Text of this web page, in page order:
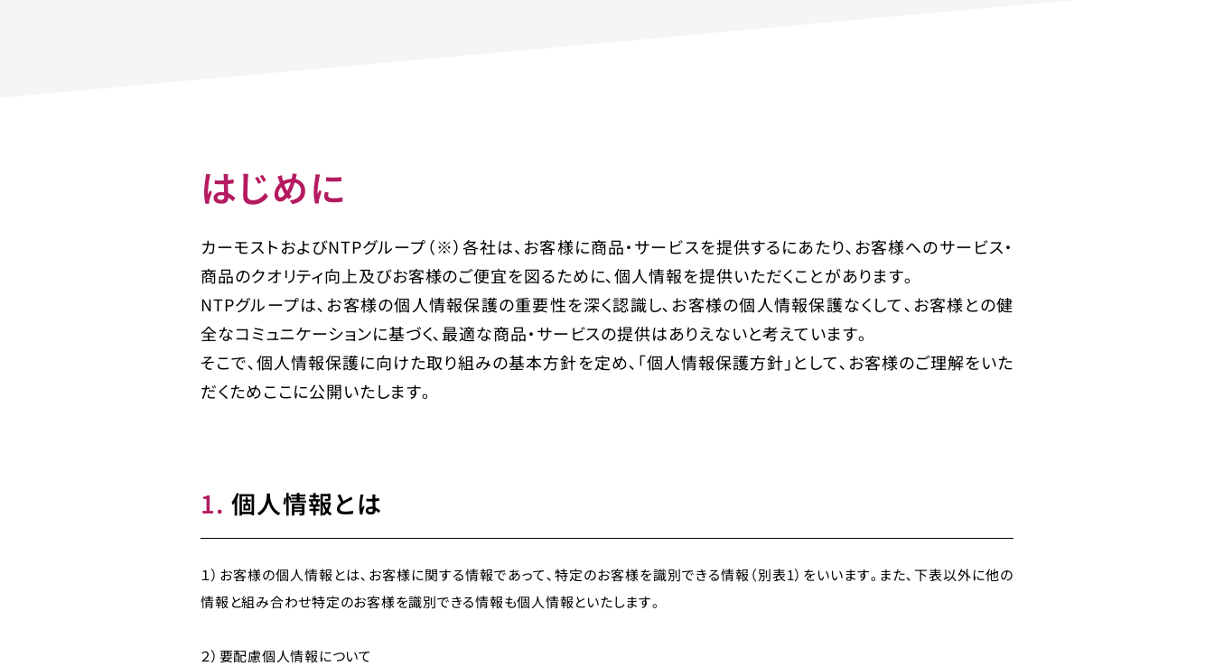
はじめに
カーモストおよびNTPグループ（※）各社は、お客様に商品・サービスを提供するにあたり､お客様へのサービス・
商品のクオリティ向上及びお客様のご便宜を図るために､個人情報を提供いただくことがあります｡
NTPグループは､お客様の個人情報保護の重要性を深く認識し､お客様の個人情報保護なくして､お客様との健
全なコミュニケーションに基づく､最適な商品・サービスの提供はありえないと考えています｡
そこで､個人情報保護に向けた取り組みの基本方針を定め､「個人情報保護方針」として､お客様のご理解をいた
だくためここに公開いたします｡
1. 個人情報とは
１）お客様の個人情報とは､お客様に関する情報であって､特定のお客様を識別できる情報（別表1）をいいます｡また､下表以外に他の
情報と組み合わせ特定のお客様を識別できる情報も個人情報といたします｡
２）要配慮個人情報について